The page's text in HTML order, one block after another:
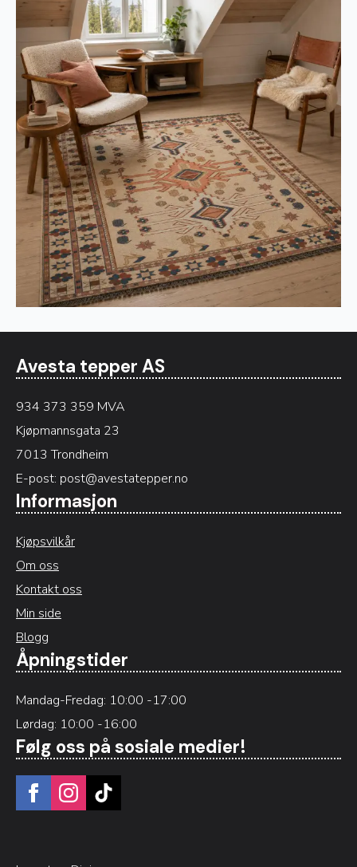
Avesta tepper AS
934 373 359 MVA
Kjøpmannsgata 23
7013 Trondheim
E-post: post@avestatepper.no
Informasjon
Kjøpsvilkår
Om oss
Kontakt oss
Min side
Blogg
Åpningstider
Mandag-Fredag: 10:00 -17:00
Lørdag: 10:00 -16:00
Følg oss på sosiale medier!